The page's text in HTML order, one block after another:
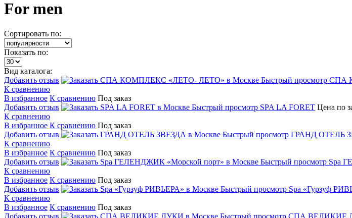
For men
Сортировать по:
Показать по:
Вид каталога:
Добавить отзыв
Быстрый просмотр СПА
К сравнению
В избранное К сравнению Под заказ
Добавить отзыв
Быстрый просмотр SPA LA FORET Цена по
К сравнению
В избранное К сравнению Под заказ
Добавить отзыв
Быстрый просмотр ГРАНД ОТЕЛЬ
К сравнению
В избранное К сравнению Под заказ
Добавить отзыв
Быстрый просмотр Spa
К сравнению
В избранное К сравнению Под заказ
Добавить отзыв
Быстрый просмотр Spa «Гурзуф
К сравнению
В избранное К сравнению Под заказ
Добавить отзыв
Быстрый просмотр СПА ВЕЛИКИЕ